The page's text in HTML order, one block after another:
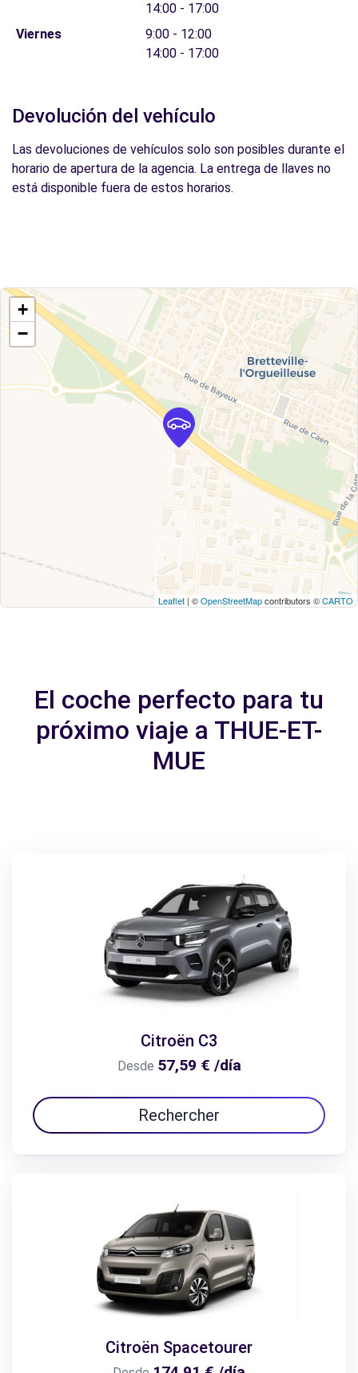
14:00 - 17:00
Viernes
9:00 - 12:00
14:00 - 17:00
Devolución del vehículo
Las devoluciones de vehículos solo son posibles durante el
horario de apertura de la agencia. La entrega de llaves no
está disponible fuera de estos horarios.
+
−
Leaflet | ©OpenStreetMapcontributors ©CARTO
El coche perfecto para tu
próximo viaje a THUE-ET-
MUE
Citroën C3
Desde 57,59 € /día
Rechercher
Citroën Spacetourer